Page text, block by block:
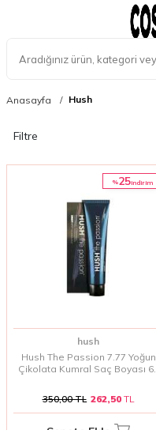
Anasayfa Hush
Filtre
%25i̇ndirim
hush
Hush The Passion 7.77 Yoğun
Çikolata Kumral Saç Boyası 60
350,00TL 262,50TL